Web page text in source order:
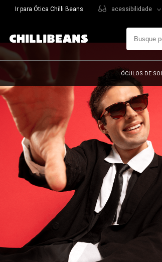
Ir para Ótica Chilli Beans acessibilidade
ÓCULOS DE SOL